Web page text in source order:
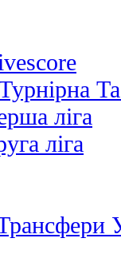
ліга
ліга